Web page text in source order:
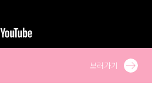
보러가기